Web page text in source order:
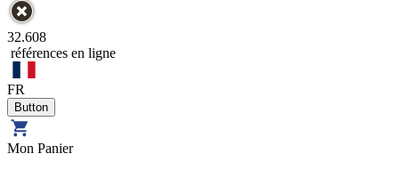
32.608
références en ligne
FR
Mon Panier